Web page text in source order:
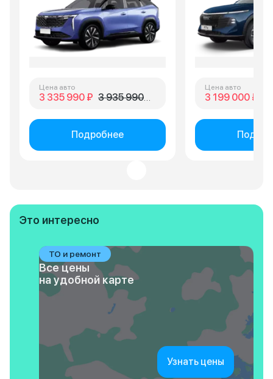
Цена авто
3 335 990 ₽ 3 935 990 ₽
Подробнее
Цена авто
3 199 000 ₽
Это интересно
ТО и ремонт
Все цены
на удобной карте
Узнать цены